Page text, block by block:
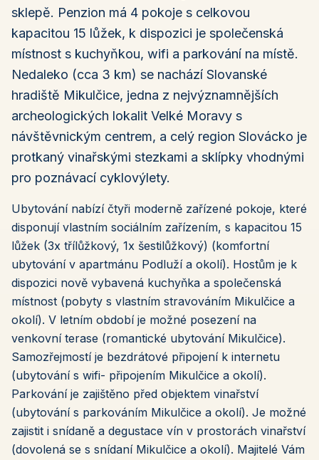
sklepě. Penzion má 4 pokoje s celkovou
kapacitou 15 lůžek, k dispozici je společenská
místnost s kuchyňkou, wifi a parkování na místě.
Nedaleko (cca 3 km) se nachází Slovanské
hradiště Mikulčice, jedna z nejvýznamnějších
archeologických lokalit Velké Moravy s
návštěvnickým centrem, a celý region Slovácko je
protkaný vinařskými stezkami a sklípky vhodnými
pro poznávací cyklovýlety.
Ubytování nabízí čtyři moderně zařízené pokoje, které
disponují vlastním sociálním zařízením, s kapacitou 15
lůžek (3x třílůžkový, 1x šestilůžkový) (komfortní
ubytování v apartmánu Podluží a okolí). Hostům je k
dispozici nově vybavená kuchyňka a společenská
místnost (pobyty s vlastním stravováním Mikulčice a
okolí). V letním období je možné posezení na
venkovní terase (romantické ubytování Mikulčice).
Samozřejmostí je bezdrátové připojení k internetu
(ubytování s wifi- připojením Mikulčice a okolí).
Parkování je zajištěno před objektem vinařství
(ubytování s parkováním Mikulčice a okolí). Je možné
zajistit i snídaně a degustace vín v prostorách vinařství
(dovolená se s snídaní Mikulčice a okolí). Majitelé Vám